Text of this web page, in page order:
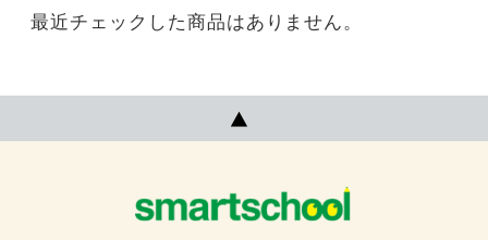
最近チェックした商品はありません。